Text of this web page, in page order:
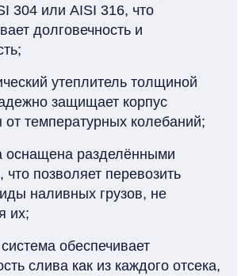
304 или AISI 316, что
долговечность и
;
утеплитель толщиной
защищает корпус
от температурных колебаний;
оснащена разделёнными
что позволяет перевозить
наливных грузов, не
их;
обеспечивает
слива как из каждого отсека,